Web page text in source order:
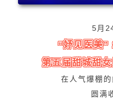
5月
“妤见医美”
第五届甜城甜
在人气爆棚
圆满